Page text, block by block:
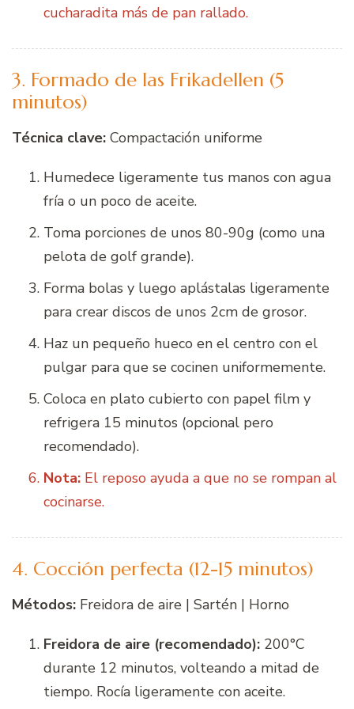
cucharadita más de pan rallado.
3. Formado de las Frikadellen (5
minutos)
Técnica clave: Compactación uniforme
Humedece ligeramente tus manos con agua
fría o un poco de aceite.
Toma porciones de unos 80-90g (como una
pelota de golf grande).
Forma bolas y luego aplástalas ligeramente
para crear discos de unos 2cm de grosor.
Haz un pequeño hueco en el centro con el
pulgar para que se cocinen uniformemente.
Coloca en plato cubierto con papel film y
refrigera 15 minutos (opcional pero
recomendado).
Nota: El reposo ayuda a que no se rompan al
cocinarse.
4. Cocción perfecta (12-15 minutos)
Métodos: Freidora de aire | Sartén | Horno
Freidora de aire (recomendado): 200°C
durante 12 minutos, volteando a mitad de
tiempo. Rocía ligeramente con aceite.